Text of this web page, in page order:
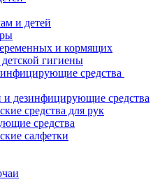
и детей
и кормящих
гигиены
средства
и дезинфицирующие средства
средства для рук
средства
салфетки